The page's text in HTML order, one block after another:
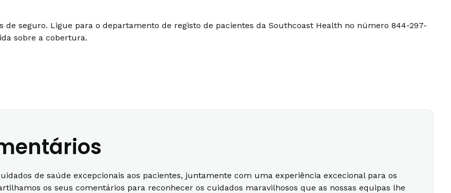
seguro. Ligue para o departamento de registo de pacientes da Southcoast Health no número 844-297-
sobre a cobertura.
de saúde excepcionais aos pacientes, juntamente com uma experiência excecional para os
os seus comentários para reconhecer os cuidados maravilhosos que as nossas equipas lhe